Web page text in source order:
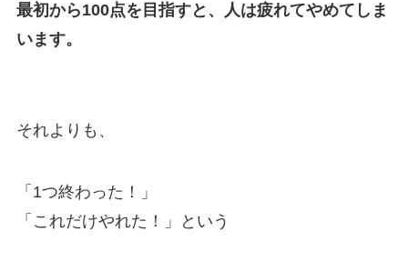
最初から100点を目指すと、人は疲れてやめてしま
います。
それよりも、
「1つ終わった！」
「これだけやれた！」という